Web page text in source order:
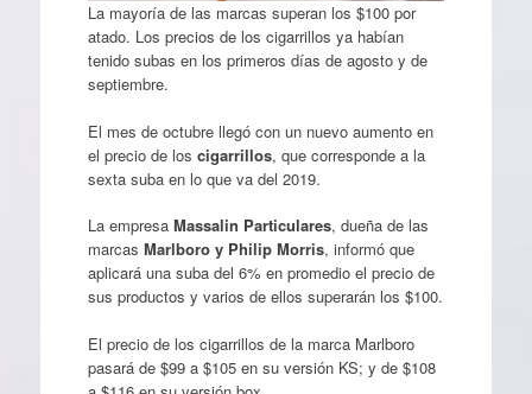
La mayoría de las marcas superan los $100 por
atado. Los precios de los cigarrillos ya habían
tenido subas en los primeros días de agosto y de
septiembre.
El mes de octubre llegó con un nuevo aumento en
el precio de los cigarrillos, que corresponde a la
sexta suba en lo que va del 2019.
La empresa Massalin Particulares, dueña de las
marcas Marlboro y Philip Morris, informó que
aplicará una suba del 6% en promedio el precio de
sus productos y varios de ellos superarán los $100.
El precio de los cigarrillos de la marca Marlboro
pasará de $99 a $105 en su versión KS; y de $108